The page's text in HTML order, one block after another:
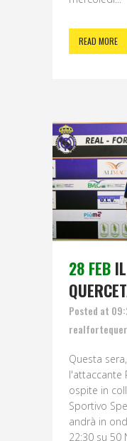
READ MORE
28 FEB
Posted at
Questa
l'attaccante
ospite in
Sportivo
andrà in
22:30 su 50